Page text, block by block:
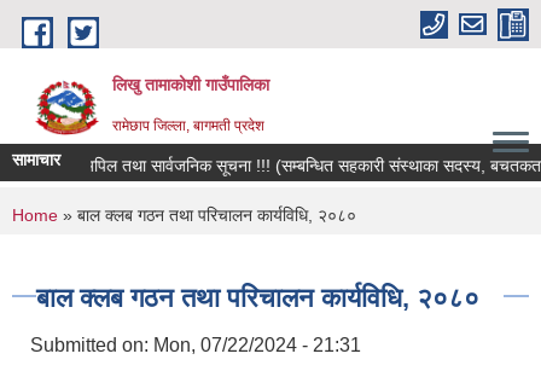
Skip to main content
लिखु तामाकोशी गाउँपालिका
रामेछाप जिल्ला, बागमती प्रदेश
सामाचार
हार्दिक अपिल तथा सार्वजनिक सूचना !!! (सम्बन्धित सहकारी संस्थाका सदस्य, बचतकर्ता,
You are here
Home » बाल क्लब गठन तथा परिचालन कार्यविधि, २०८०
बाल क्लब गठन तथा परिचालन कार्यविधि, २०८०
Submitted on: Mon, 07/22/2024 - 21:31